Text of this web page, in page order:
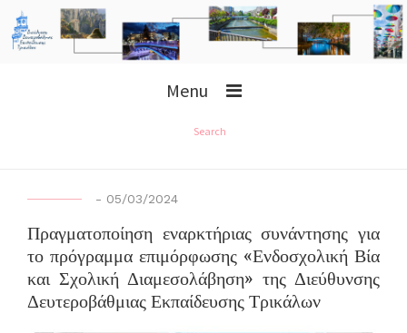
Menu
Search
- 05/03/2024
Πραγματοποίηση εναρκτήριας συνάντησης για
το πρόγραμμα επιμόρφωσης «Ενδοσχολική Βία
και Σχολική Διαμεσολάβηση» της Διεύθυνσης
Δευτεροβάθμιας Εκπαίδευσης Τρικάλων